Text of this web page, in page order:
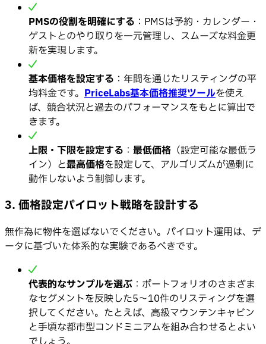
PMSの役割を明確にする ：PMSは予約・カレンダー・
ゲストとのやり取りを一元管理し、スムーズな料金更
新を実現します。
基本価格を設定する ：年間を通じたリスティングの平
均料金です。 PriceLabs基本価格推奨ツールを使え
ば、競合状況と過去のパフォーマンスをもとに算出で
きます。
上限・下限を設定する ： 最低価格 （設定可能な最低ラ
イン）と最高価格を設定して、アルゴリズムが過剰に
動作しないよう制御します。
3. 価格設定パイロット戦略を設計する
無作為に物件を選ばないでください。パイロット運用は、デ
ータに基づいた体系的な実験であるべきです。
代表的なサンプルを選ぶ ：ポートフォリオのさまざま
なセグメントを反映した5〜10件のリスティングを選
択してください。たとえば、高級マウンテンキャビン
と手頃な都市型コンドミニアムを組み合わせるとよい